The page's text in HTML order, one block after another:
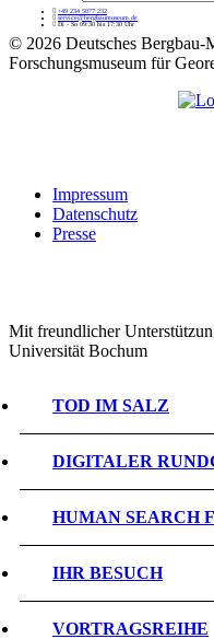
+49 234 5877 232
service@bergbaumuseum.de
Di - So 09:30 bis 17:30 Uhr
© 2026 Deutsches
Forschungsmuseum für
Impressum
Datenschutz
Presse
Mit freundlicher
Universität Bochum
TOD IM SALZ
DIGITALER
HUMAN SEARCH
IHR BESUCH
VORTRAGSREIHE